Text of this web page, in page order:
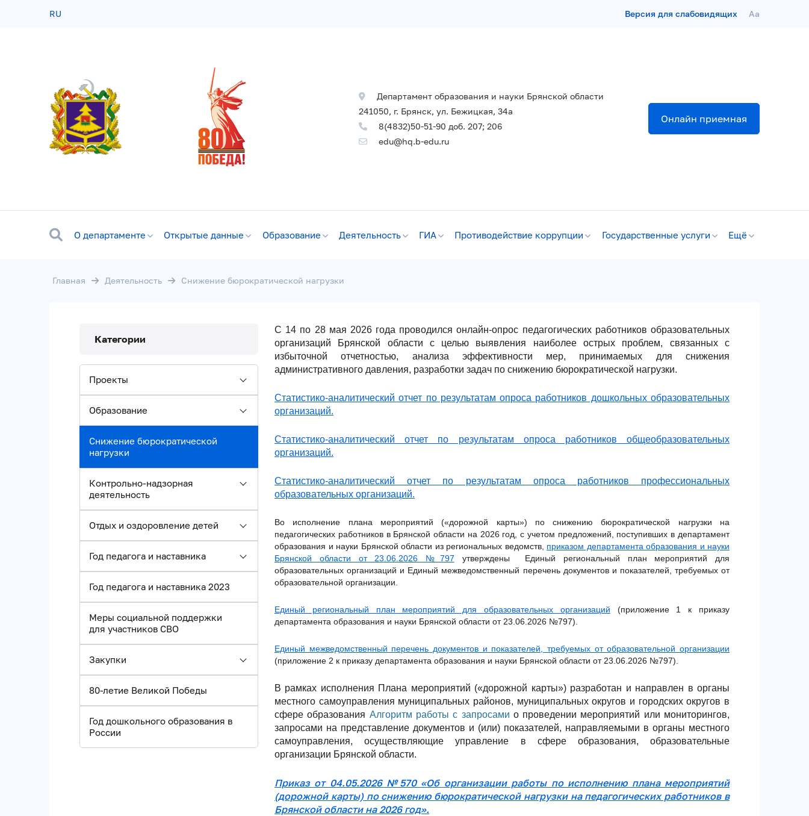
RU Версия для слабовидящих Aa
Департамент образования и науки Брянской области
241050, г. Брянск, ул. Бежицкая, 34а
8(4832)50-51-90 доб. 207; 206
edu@hq.b-edu.ru
Онлайн приемная
О департаменте Открытые данные Образование Деятельность ГИА Противодействие коррупции Государственные услуги Ещё
Главная Деятельность Снижение бюрократической нагрузки
Категории
Проекты
Образование
Снижение бюрократической
нагрузки
Контрольно-надзорная
деятельность
Отдых и оздоровление детей
Год педагога и наставника
Год педагога и наставника 2023
Меры социальной поддержки
для участников СВО
Закупки
80-летие Великой Победы
Год дошкольного образования в
России
С 14 по 28 мая 2026 года проводился онлайн-опрос педагогических работников образовательных
организаций Брянской области с целью выявления наиболее острых проблем, связанных с
избыточной отчетностью, анализа эффективности мер, принимаемых для снижения
административного давления, разработки задач по снижению бюрократической нагрузки.
Статистико-аналитический отчет по результатам опроса работников дошкольных образовательных
организаций.
Статистико-аналитический отчет по результатам опроса работников общеобразовательных
организаций.
Статистико-аналитический отчет по результатам опроса работников профессиональных
образовательных организаций.
Во исполнение плана мероприятий («дорожной карты») по снижению бюрократической нагрузки на
педагогических работников в Брянской области на 2026 год, с учетом предложений, поступивших в департамент
образования и науки Брянской области из региональных ведомств, приказом департамента образования и науки
Брянской области от 23.06.2026 №797 утверждены Единый региональный план мероприятий для
образовательных организаций и Единый межведомственный перечень документов и показателей, требуемых от
образовательной организации.
Единый региональный план мероприятий для образовательных организаций (приложение 1 к приказу
департамента образования и науки Брянской области от 23.06.2026 №797).
Единый межведомственный перечень документов и показателей, требуемых от образовательной организации
(приложение 2 к приказу департамента образования и науки Брянской области от 23.06.2026 №797).
В рамках исполнения Плана мероприятий («дорожной карты») разработан и направлен в органы
местного самоуправления муниципальных районов, муниципальных округов и городских округов в
сфере образования Алгоритм работы с запросами о проведении мероприятий или мониторингов,
запросами на представление документов и (или) показателей, направляемыми в органы местного
самоуправления, осуществляющие управление в сфере образования, образовательные
организации Брянской области.
Приказ от 04.05.2026 №570 «Об организации работы по исполнению плана мероприятий
(дорожной карты) по снижению бюрократической нагрузки на педагогических работников в
Брянской области на 2026 год».